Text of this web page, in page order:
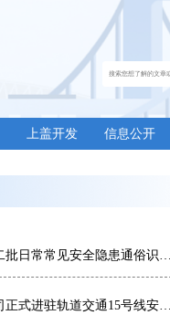
上盖开发 信息公开